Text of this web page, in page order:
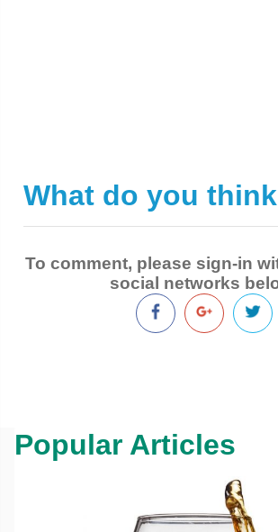
What do you
To comment, please sign-in
social networks
Popular Articles